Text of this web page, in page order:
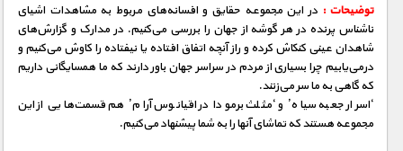
توضیحات :در این مجموعه حقایق و افسانه‌های مربوط به مشاهدات اشیای
ناشناس پرنده در هر گوشه از جهان را بررسی می‌كنیم. در مدارک و گزارش‌های
شاهدان عینی كنكاش كرده و راز آنچه اتفاق‌ افتاده یا نیفتاده را کاوش می‌كنیم و
درمی‌یابیم چرا بسیاری از مردم در سراسر جهان باور دارند که ما همسایگانی داریم
که گاهی به ما سر می‌زنند.
‘اسرار جعبه سیاه’ و ‘مثلث برمودا در اقیانوس آرام’ هم قسمت‌هایی از این
مجموعه هستند که تماشای آنها را به شما پیشنهاد می‌کنیم.